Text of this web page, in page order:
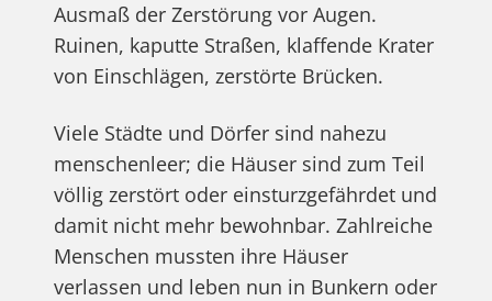
Ausmaß der Zerstörung vor Augen.
Ruinen, kaputte Straßen, klaffende Krater
von Einschlägen, zerstörte Brücken.
Viele Städte und Dörfer sind nahezu
menschenleer; die Häuser sind zum Teil
völlig zerstört oder einsturzgefährdet und
damit nicht mehr bewohnbar. Zahlreiche
Menschen mussten ihre Häuser
verlassen und leben nun in Bunkern oder